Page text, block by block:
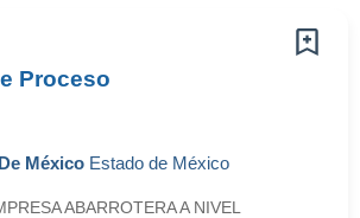
Proceso
México Estado de México
ABARROTERA A NIVEL